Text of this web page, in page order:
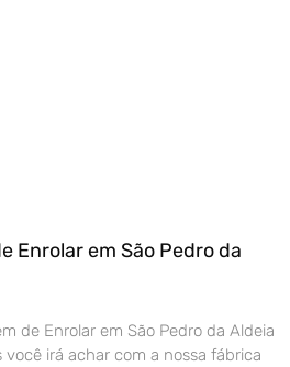
Enrolar em São Pedro da
de Enrolar em São Pedro da Aldeia
irá achar com a nossa fábrica